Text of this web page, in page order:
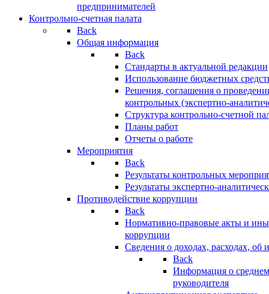
предпринимателей
Контрольно-счетная палата
Back
Общая информация
Back
Стандарты в актуальной редакции
Использование бюджетных
Решения, соглашения о
контрольных (экспертно-
Структура контрольно-счетной
Планы работ
Отчеты о работе
Мероприятия
Back
Результаты контрольных
Результаты экспертно-
Противодействие коррупции
Back
Нормативно-правовые акты и
коррупции
Сведения о доходах, расходах, об
Back
Информация о
руководителя